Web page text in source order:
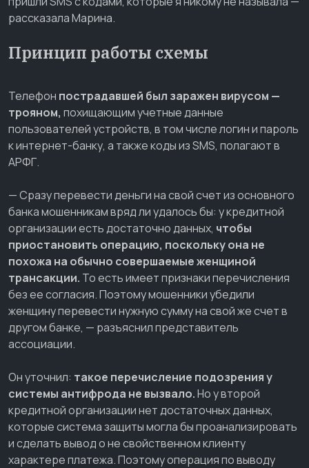
рассказала Марина.
Принцип работы схемы
Телефон пострадавшей был заражен вирусом —
трояном, похищающим учетные данные
пользователей устройств, в том числе логин и пароль
к интернет-банку, а также коды из SMS, полагают в
АРФГ.
— Сразу перевести деньги на свой счет из основного
банка мошенникам вряд ли удалось бы: у кредитной
организации есть достаточно данных, чтобы
приостановить операцию, поскольку она не
похожа на обычно совершаемые женщиной
трансакции. То есть имеет признаки перечисления
без ее согласия. Поэтому мошенники убедили
женщину перевести нужную сумму на свой же счет в
другом банке, — разъяснил представитель
ассоциации.
Он уточнил: такое перечисление подозрения у
системы антифрода не вызвало.Но у второй
кредитной организации нет достаточных данных,
которые система защиты могла бы проанализировать
и сделать вывод о не свойственном клиенту
характере платежа. Поэтому операция по выводу